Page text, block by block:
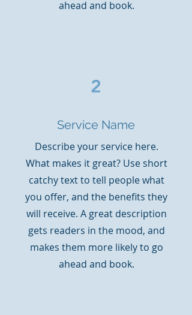
ahead and book.
2
Service Name
Describe your service here.
What makes it great? Use short
catchy text to tell people what
you offer, and the benefits they
will receive. A great description
gets readers in the mood, and
makes them more likely to go
ahead and book.